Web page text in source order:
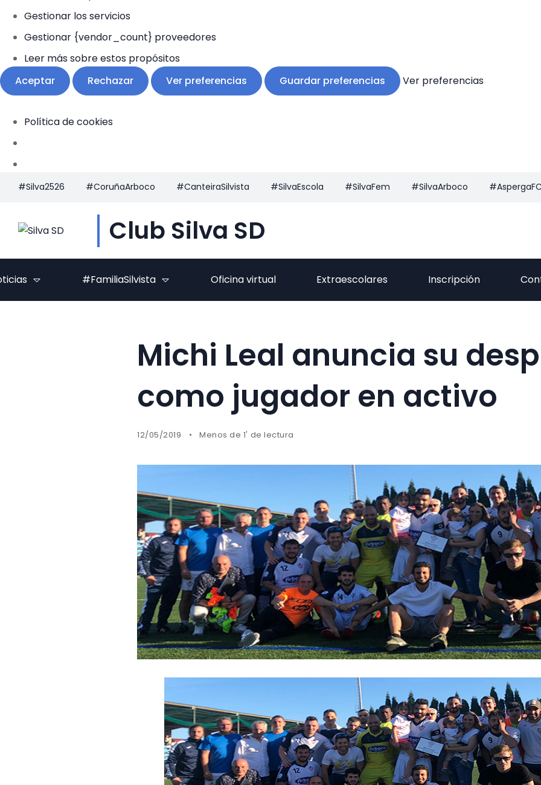
Gestionar los servicios
Gestionar {vendor_count} proveedores
Leer más sobre estos propósitos
Aceptar
Rechazar Ver preferencias Guardar preferencias Ver preferencias
Política de cookies
#Silva2526 #CoruñaArboco #CanteiraSilvista #SilvaEscola #SilvaFem #SilvaArboco
Club Silva SD
#FamiliaSilvista Oficina virtual Extraescolares Inscripción
Michi Leal anuncia su
como jugador en activo
12/05/2019 Menos de 1' de lectura